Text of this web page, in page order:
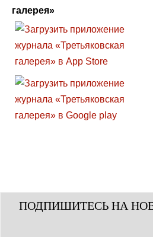
галерея»
ПОДПИШИТЕСЬ НА